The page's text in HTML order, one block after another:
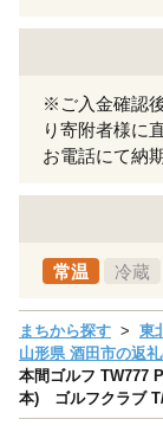
※ご入金確認
り寄附者様に
お電話にて納
常温 冷蔵
まちから探す 東
山形県 酒田市の返
本間ゴルフ TW777
本) ゴルフクラブ